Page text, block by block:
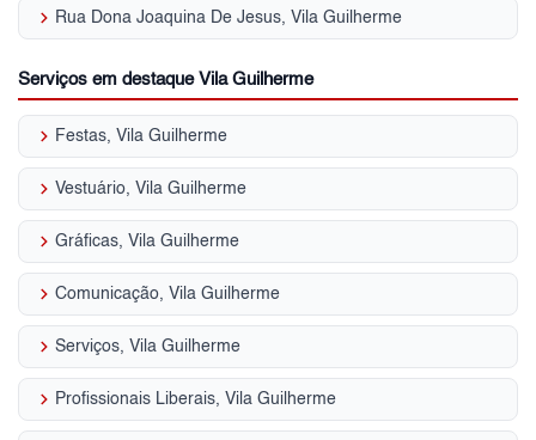
keyboard_arrow_right Rua Dona Joaquina De Jesus, Vila Guilherme
Serviços em destaque Vila Guilherme
keyboard_arrow_right Festas, Vila Guilherme
keyboard_arrow_right Vestuário, Vila Guilherme
keyboard_arrow_right Gráficas, Vila Guilherme
keyboard_arrow_right Comunicação, Vila Guilherme
keyboard_arrow_right Serviços, Vila Guilherme
keyboard_arrow_right Profissionais Liberais, Vila Guilherme